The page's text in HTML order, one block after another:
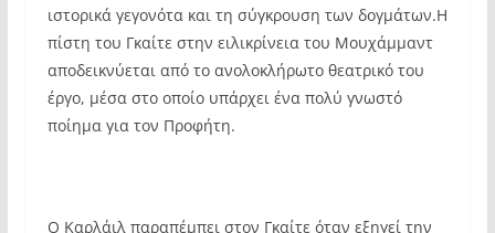
ιστορικά γεγονότα και τη σύγκρουση των δογμάτων.Η
πίστη του Γκαίτε στην ειλικρίνεια του Μουχάμμαντ
αποδεικνύεται από το ανολοκλήρωτο θεατρικό του
έργο, μέσα στο οποίο υπάρχει ένα πολύ γνωστό
ποίημα για τον Προφήτη.
Ο Καρλάιλ παραπέμπει στον Γκαίτε όταν εξηγεί την